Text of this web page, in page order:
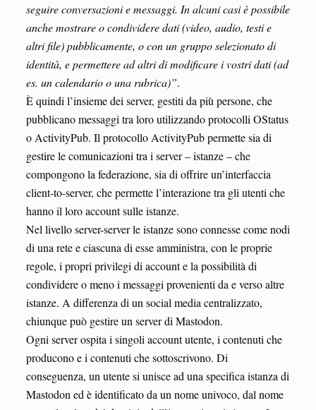
seguire conversazioni e messaggi. In alcuni casi è possibile
anche mostrare o condividere dati (video, audio, testi e
altri file) pubblicamente, o con un gruppo selezionato di
identità, e permettere ad altri di modificare i vostri dati (ad
es. un calendario o una rubrica)”.
È quindi l’insieme dei server, gestiti da più persone, che
pubblicano messaggi tra loro utilizzando protocolli OStatus
o ActivityPub. Il protocollo ActivityPub permette sia di
gestire le comunicazioni tra i server – istanze – che
compongono la federazione, sia di offrire un’interfaccia
client-to-server, che permette l’interazione tra gli utenti che
hanno il loro account sulle istanze.
Nel livello server-server le istanze sono connesse come nodi
di una rete e ciascuna di esse amministra, con le proprie
regole, i propri privilegi di account e la possibilità di
condividere o meno i messaggi provenienti da e verso altre
istanze. A differenza di un social media centralizzato,
chiunque può gestire un server di Mastodon.
Ogni server ospita i singoli account utente, i contenuti che
producono e i contenuti che sottoscrivono. Di
conseguenza, un utente si unisce ad una specifica istanza di
Mastodon ed è identificato da un nome univoco, dal nome